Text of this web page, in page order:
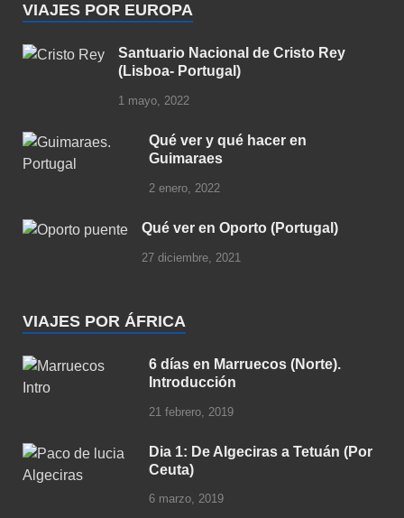
VIAJES POR EUROPA
Santuario Nacional de Cristo Rey
(Lisboa- Portugal)
1 mayo, 2022
Qué ver y qué hacer en
Guimaraes
2 enero, 2022
Qué ver en Oporto (Portugal)
27 diciembre, 2021
VIAJES POR ÁFRICA
6 días en Marruecos (Norte).
Introducción
21 febrero, 2019
Dia 1: De Algeciras a Tetuán (Por
Ceuta)
6 marzo, 2019